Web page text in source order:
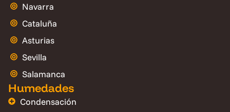
Navarra
Cataluña
Asturias
Sevilla
Salamanca
Humedades
Condensación